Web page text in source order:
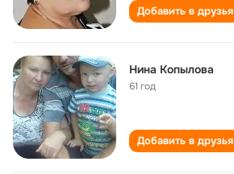
Добавить в друзья
Нина Копылова
61 год
Добавить в друзья